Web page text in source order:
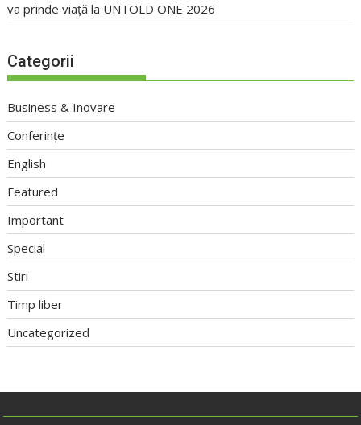
va prinde viață la UNTOLD ONE 2026
Categorii
Business & Inovare
Conferințe
English
Featured
Important
Special
Stiri
Timp liber
Uncategorized